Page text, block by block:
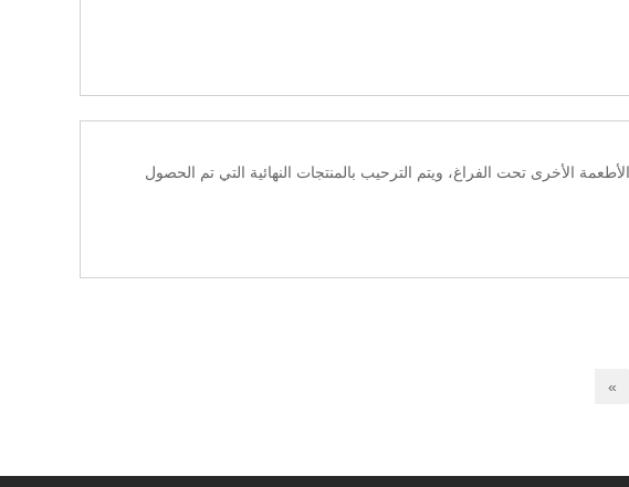
الأخرى تحت الفراغ، ويتم الترحيب بالمنتجات النهائية التي تم الحصول
»